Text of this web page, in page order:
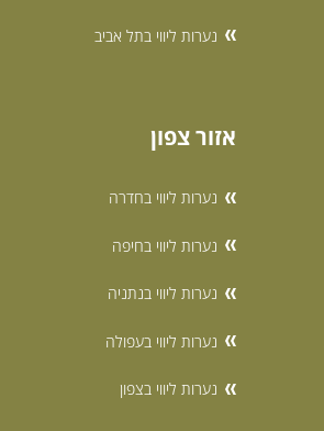
נערות ליווי בתל אביב
אזור צפון
נערות ליווי בחדרה
נערות ליווי בחיפה
נערות ליווי בנתניה
נערות ליווי בעפולה
נערות ליווי בצפון